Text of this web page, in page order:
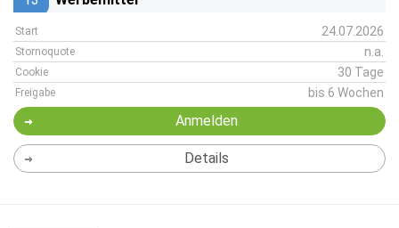
Start 24.07.2026
Stornoquote n.a.
Cookie 30 Tage
Freigabe bis 6 Wochen
Anmelden
Details